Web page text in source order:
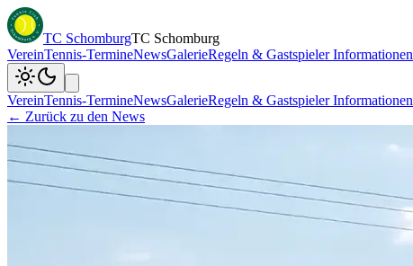
TC SchomburgTC Schomburg
VereinTennis-TermineNewsGalerieRegeln & Gastspieler Informationen
VereinTennis-TermineNewsGalerieRegeln & Gastspieler Informationen
← Zurück zu den News